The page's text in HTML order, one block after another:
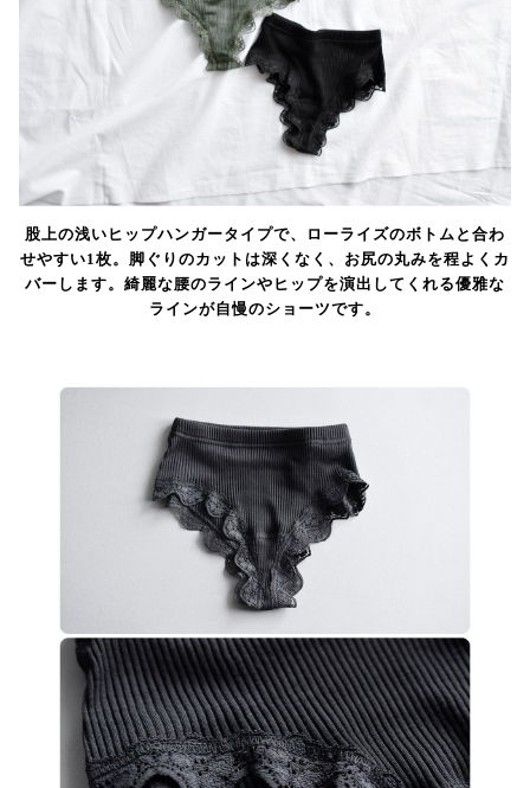
股上の浅いヒップハンガータイプで、ローライズのボトムと合わ
せやすい1枚。脚ぐりのカットは深くなく、お尻の丸みを程よくカ
バーします。綺麗な腰のラインやヒップを演出してくれる優雅な
ラインが自慢のショーツです。